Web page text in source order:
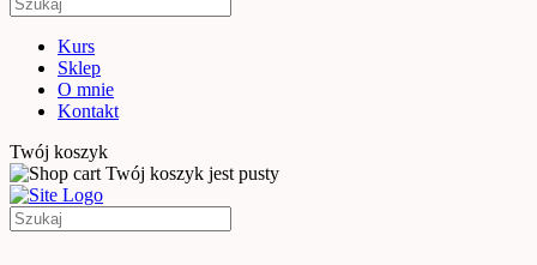
Kurs
Sklep
O mnie
Kontakt
Twój koszyk
Twój koszyk jest pusty